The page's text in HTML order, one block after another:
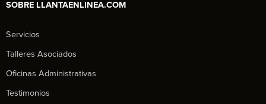
SOBRE LLANTAENLINEA.COM
Servicios
Talleres Asociados
Oficinas Administrativas
Testimonios